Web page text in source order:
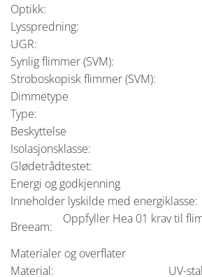
Optikk:
Lysspredning:
UGR:
Synlig flimmer (SVM):
Stroboskopisk flimmer (SVM):
Dimmetype
Type:
Beskyttelse
Isolasjonsklasse:
Glødetrådtestet:
Energi og godkjenning
Inneholder lyskilde med energiklasse:
Breeam:
Oppfyller Hea 01 krav til
Materialer og overflater
Material:
UV-